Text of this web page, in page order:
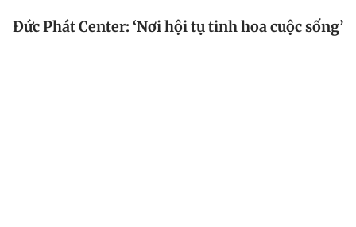
Đức Phát Center: ‘Nơi hội tụ tinh hoa cuộc sống’